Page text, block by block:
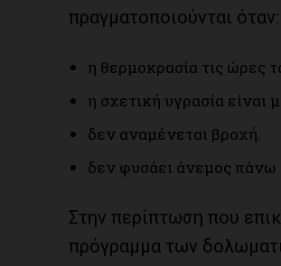
πραγματοποιούνται όταν:
η θερμοκρασία τις ώρες
η σχετική υγρασία είναι
δεν αναμένεται βροχή.
δεν φυσάει άνεμος
Στην περίπτωση που
πρόγραμμα των